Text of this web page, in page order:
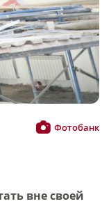
Фотобанк
вне своей